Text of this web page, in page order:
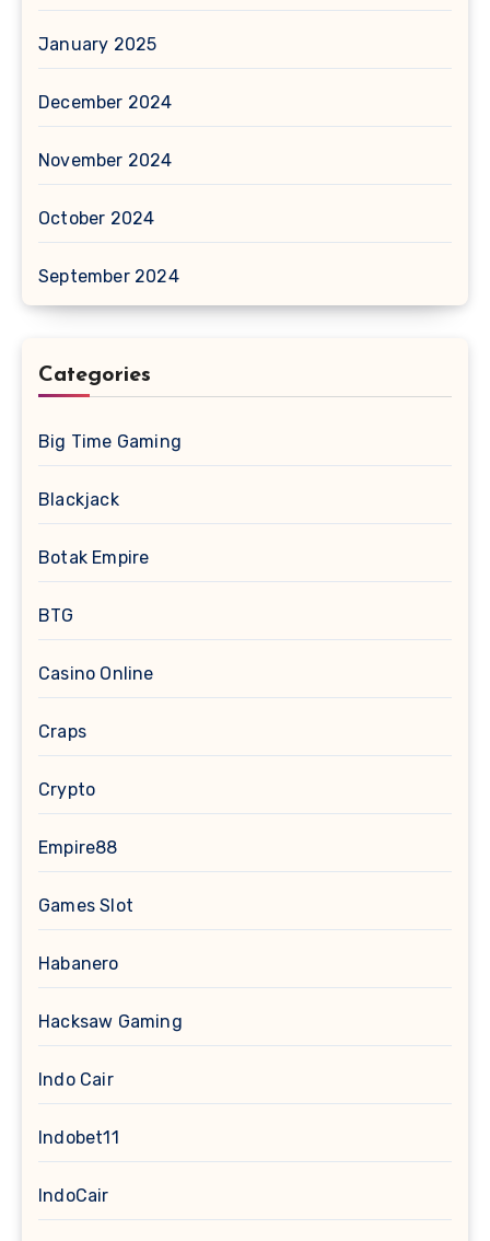
January 2025
December 2024
November 2024
October 2024
September 2024
Categories
Big Time Gaming
Blackjack
Botak Empire
BTG
Casino Online
Craps
Crypto
Empire88
Games Slot
Habanero
Hacksaw Gaming
Indo Cair
Indobet11
IndoCair